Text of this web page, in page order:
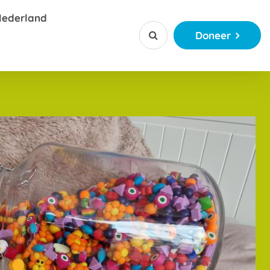
app
Kanjerketting sponsoren
voor bedrijven
 Doneer